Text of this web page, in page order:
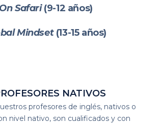
On Safari(9-12 años)
Mindset (13-15 años)
NATIVOS
profesores de inglés, nativos o
nivel nativo, son cualificados y con